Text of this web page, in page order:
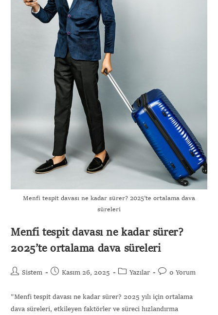
Menfi tespit davası ne kadar sürer? 2025’te ortalama dava
süreleri
Menfi tespit davası ne kadar sürer?
2025’te ortalama dava süreleri
Sistem Kasım 26, 2025 Yazılar 0 Yorum
"Menfi tespit davası ne kadar sürer? 2025 yılı için ortalama
dava süreleri, etkileyen faktörler ve süreci hızlandırma